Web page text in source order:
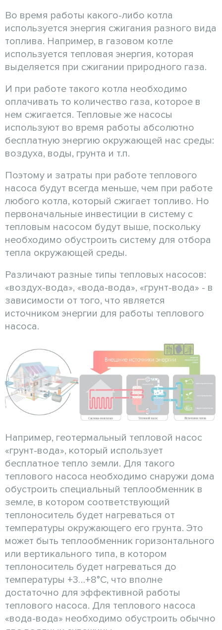
Во время работы какого-либо котла
используется энергия сжигания разного вида
топлива. Например, в газовом котле
используется тепловая энергия, которая
выделяется при сжигании природного газа.
И при работе такого котла необходимо
оплачивать то количество газа, которое в
нем сжигается. Тепловые же насосы
используют во время работы абсолютно
бесплатную энергию окружающей нас среды:
воздуха, воды, грунта и т.п.
Поэтому и затраты при работе теплового
насоса будут всегда меньше, чем при работе
любого котла, который сжигает топливо. Но
первоначальные инвестиции в систему с
тепловым насосом будут выше, поскольку
необходимо обустроить систему для отбора
тепла окружающей среды.
Различают разные типы тепловых насосов:
«воздух-вода», «вода-вода», «грунт-вода» - в
зависимости от того, что является
источником энергии для работы теплового
насоса.
Например, геотермальный тепловой насос
«грунт-вода», который использует
бесплатное тепло земли. Для такого
теплового насоса необходимо снаружи дома
обустроить специальный теплообменник в
земле, в котором соответствующий
теплоноситель будет нагреваться от
температуры окружающего его грунта. Это
может быть теплообменник горизонтального
или вертикального типа, в котором
теплоноситель будет нагреваться до
температуры +3…+8°С, что вполне
достаточно для эффективной работы
теплового насоса. Для теплового насоса
«вода-вода» необходимо обустроить обычно